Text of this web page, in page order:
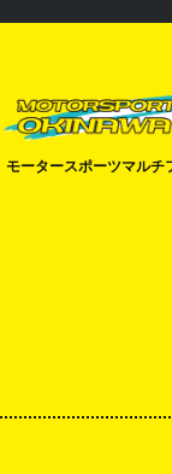
モータースポーツマルチ